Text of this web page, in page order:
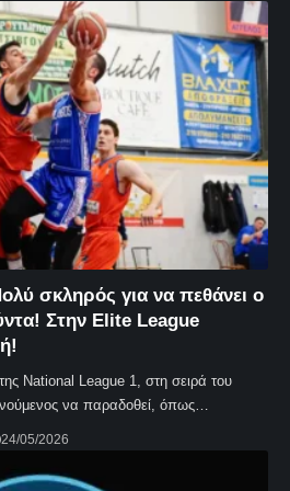
σκληρός για να πεθάνει ο
Στην Elite League
National League 1, στη σειρά του
να παραδοθεί, όπως…
24/05/2026